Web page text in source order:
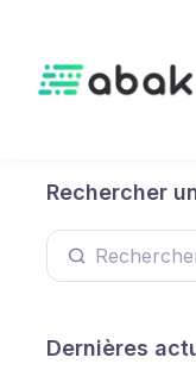
Rechercher
Dernières